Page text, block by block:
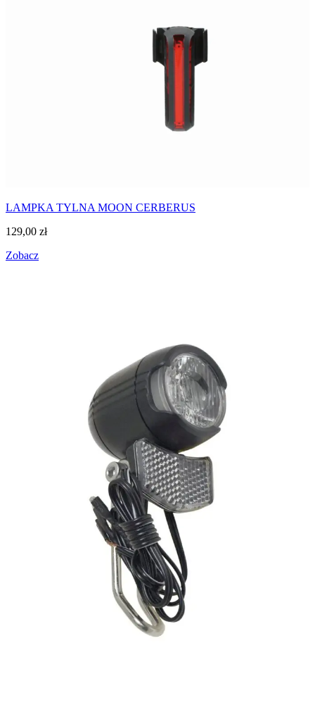
LAMPKA TYLNA MOON CERBERUS
129,00 zł
Zobacz